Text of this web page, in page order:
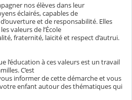
nos élèves dans leur
éclairés, capables de
et de responsabilité. Elles
valeurs de l’École
fraternité, laïcité et respect d’autrui.
l’éducation à ces valeurs est un travail
C’est
informer de cette démarche et vous
enfant autour des thématiques qui